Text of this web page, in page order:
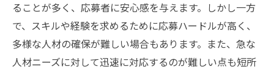
ることが多く、応募者に安心感を与えます。しかし一方
で、スキルや経験を求めるために応募ハードルが高く、
多様な人材の確保が難しい場合もあります。また、急な
人材ニーズに対して迅速に対応するのが難しい点も短所